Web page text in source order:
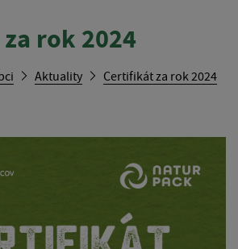
rok 2024
Aktuality Certifikát za rok 2024